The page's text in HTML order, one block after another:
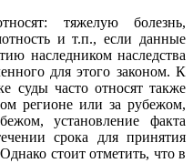
тяжелую болезнь,
и т.п., если данные
наследником наследства
для этого законом. К
суды часто относят также
регионе или за рубежом,
установление факта
срока для принятия
стоит отметить, что в